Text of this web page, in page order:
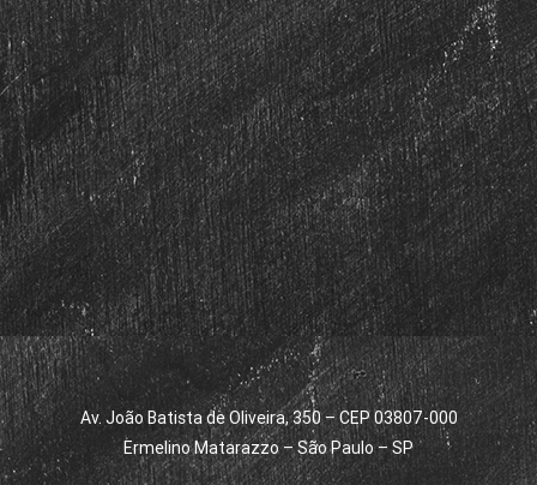
Av. João Batista de Oliveira, 350 – CEP 03807-000
Ermelino Matarazzo – São Paulo – SP